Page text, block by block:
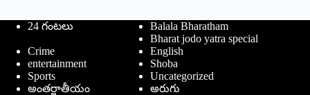
24 గంటలు
Balala Bharatham
Bharat jodo yatra special
Crime
English
entertainment
Shoba
Sports
Uncategorized
అంతర్జాతీయం
అరుగు